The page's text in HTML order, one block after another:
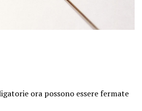
ora possono essere fermate